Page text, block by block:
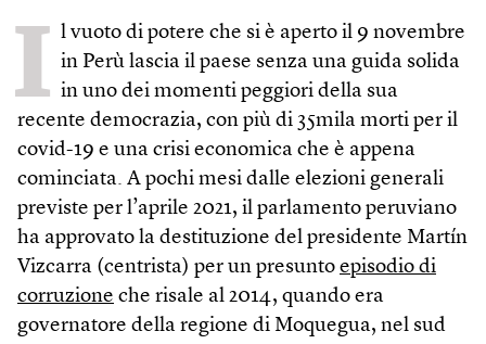
I l vuoto di potere che si è aperto il 9 novembre
in Perù lascia il paese senza una guida solida
in uno dei momenti peggiori della sua
recente democrazia, con più di 35mila morti per il
covid-19 e una crisi economica che è appena
cominciata. A pochi mesi dalle elezioni generali
previste per l’aprile 2021, il parlamento peruviano
ha approvato la destituzione del presidente Martín
Vizcarra (centrista) per un presunto episodio di
corruzione che risale al 2014, quando era
governatore della regione di Moquegua, nel sud